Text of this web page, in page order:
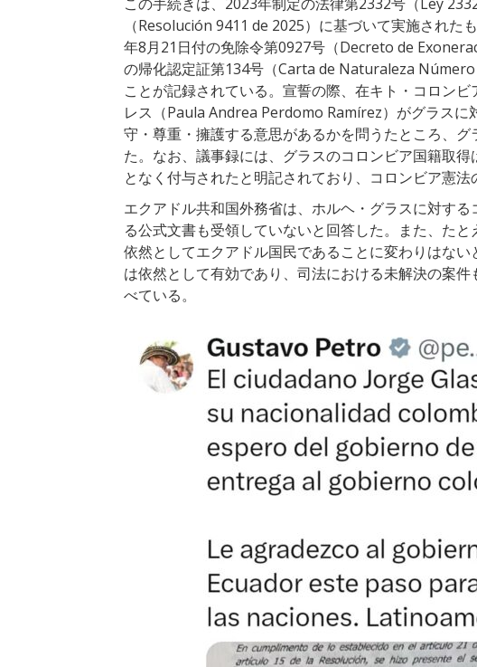
（Resolución 9411 de 2025）に基づいて実施され
年8月21日付の免除令第0927号（Decreto de
の帰化認定証第134号（Carta de Naturaleza
ことが記録されている。宣誓の際、在キト・コロン
レス（Paula Andrea Perdomo Ramírez）がグラスに
守・尊重・擁護する意思があるかを問うたところ、
た。なお、議事録には、グラスのコロンビア国籍取
となく付与されたと明記されており、コロンビア憲法
エクアドル共和国外務省は、ホルヘ・グラスに対す
る公式文書も受領していないと回答した。また、た
依然としてエクアドル国民であることに変わりはな
は依然として有効であり、司法における未解決の案
べている。